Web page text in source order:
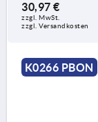
30,97 €
zzgl. MwSt.
zzgl. Versandkosten
K0266 PBON